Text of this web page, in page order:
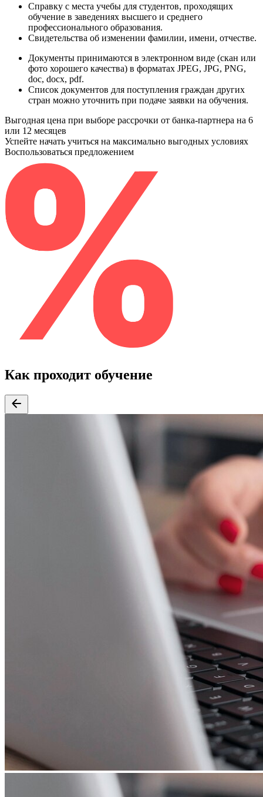
Справку с места учебы для студентов, проходящих
обучение в заведениях высшего и среднего
профессионального образования.
Свидетельства об изменении фамилии, имени, отчестве.
Документы принимаются в электронном виде (скан или
фото хорошего качества) в форматах JPEG, JPG, PNG,
doc, docx, pdf.
Список документов для поступления граждан других
стран можно уточнить при подаче заявки на обучения.
Выгодная цена при выборе рассрочки от банка-партнера на 6
или 12 месяцев
Успейте начать учиться на максимально выгодных условиях
Воспользоваться предложением
Как проходит обучение